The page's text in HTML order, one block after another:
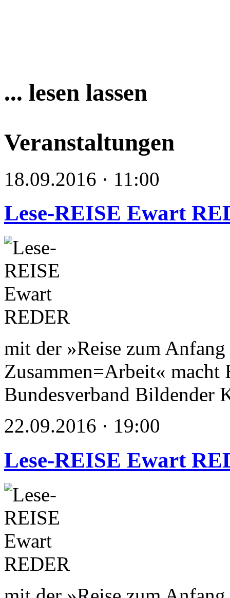
... lesen lassen
Veranstaltungen
18.09.2016 · 11:00
Lese-REISE Ewart
mit der »Reise zum
Zusammen=Arbeit« macht
Bundesverband Bildender
22.09.2016 · 19:00
Lese-REISE Ewart